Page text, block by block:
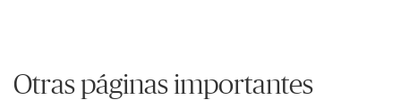
Otras páginas importantes